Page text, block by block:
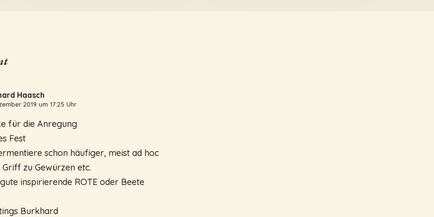
Haasch
2019 um 17:25 Uhr
für die Anregung
Fest
schon häufiger, meist ad hoc
zu Gewürzen etc.
inspirierende ROTE oder Beete
Burkhard